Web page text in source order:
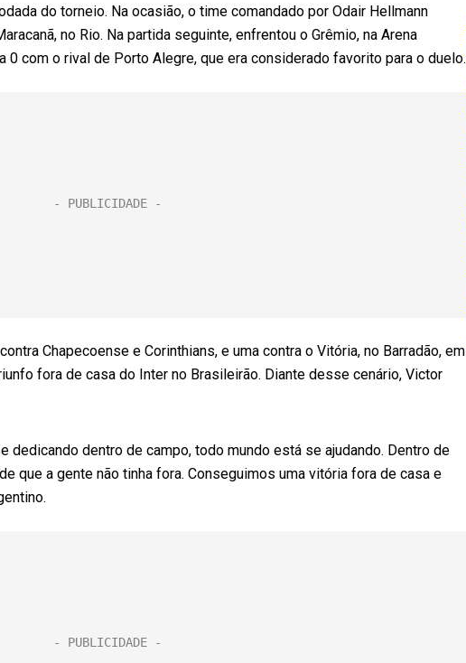
do torneio. Na ocasião, o time comandado por Odair Hellmann
no Rio. Na partida seguinte, enfrentou o Grêmio, na Arena
0 com o rival de Porto Alegre, que era considerado favorito para o duelo.
Chapecoense e Corinthians, e uma contra o Vitória, no Barradão, em
fora de casa do Inter no Brasileirão. Diante desse cenário, Victor
dedicando dentro de campo, todo mundo está se ajudando. Dentro de
que a gente não tinha fora. Conseguimos uma vitória fora de casa e